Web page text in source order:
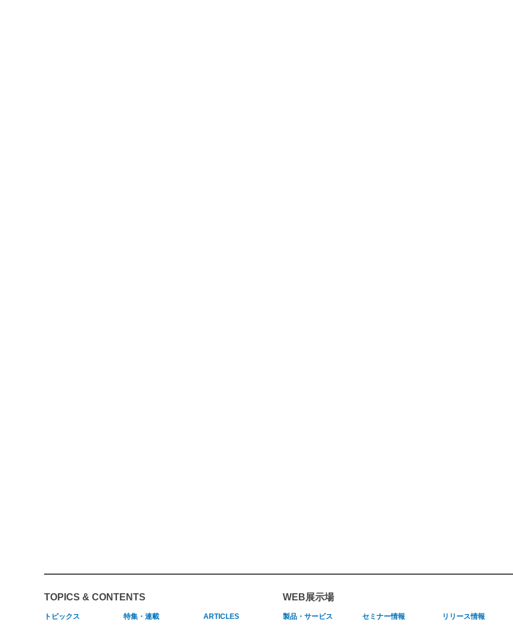
TOPICS & CONTENTS
トピックス 特集・連載 ARTICLES
WEB展示場
製品・サービス セミナー情報 リリース情報